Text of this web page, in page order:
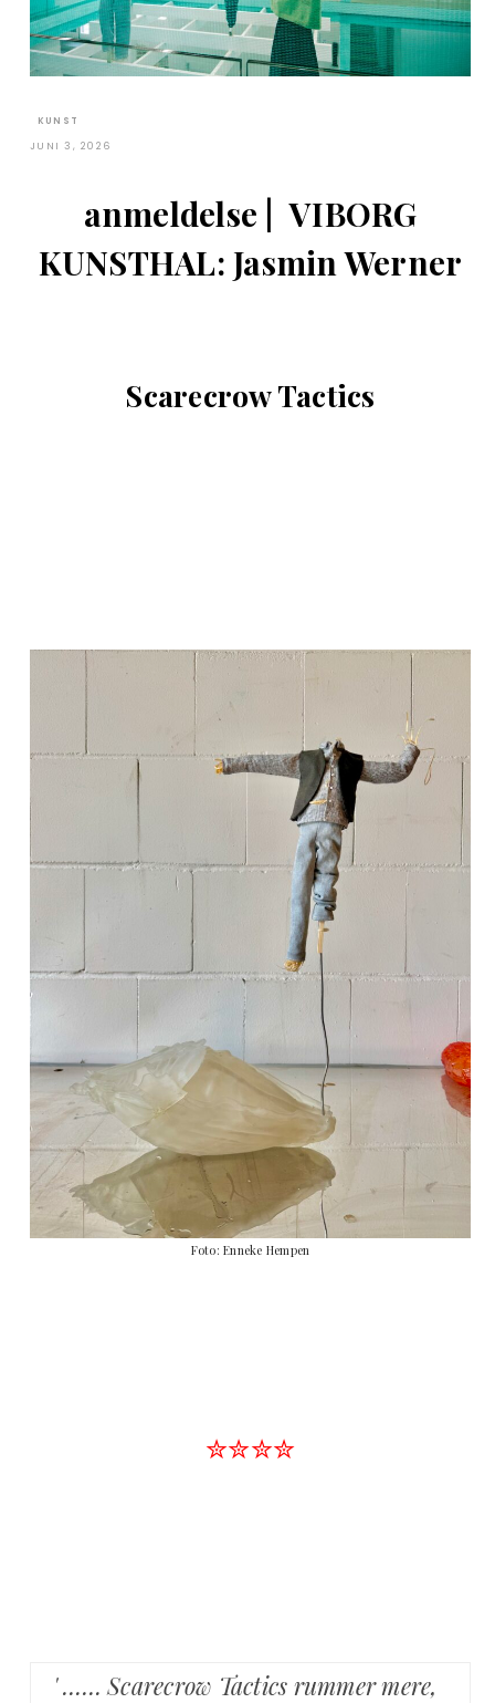
KUNST
JUNI 3, 2026
anmeldelse |VIBORG
KUNSTHAL:Jasmin Werner
Scarecrow Tactics
Foto: Enneke Hempen
✮✮✮✮
' …… Scarecrow Tactics rummer mere,